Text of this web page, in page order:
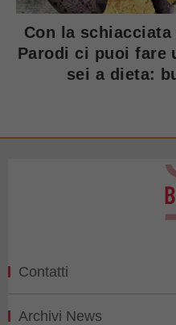
Con la
Parodi ci puoi fare
sei a dieta:
Contatti
Archivi News